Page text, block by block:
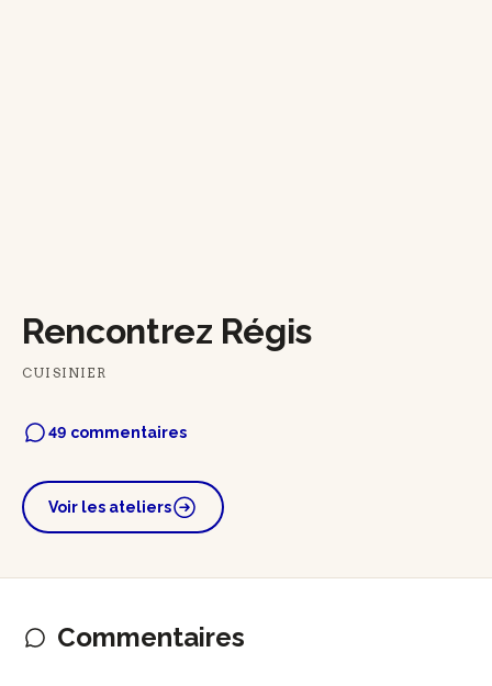
Rencontrez Régis
CUISINIER
49 commentaires
Voir les ateliers
Commentaires